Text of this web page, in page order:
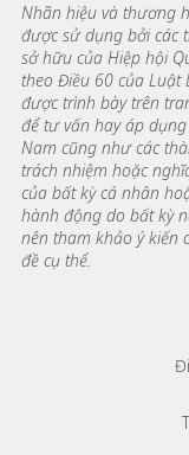
Nhãn hiệu và thương
được sử dụng bởi các
sở hữu của Hiệp hội
theo Điều 60 của Luật
được trình bày trên
để tư vấn hay áp
Nam cũng như các
trách nhiệm hoặc
của bất kỳ cá nhân
hành động do bất kỳ
nên tham khảo ý kiến
đề cụ thể.
Footer